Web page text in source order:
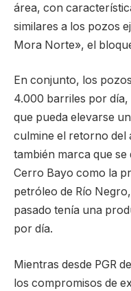
área, con
similares a los pozos
Mora Norte», el
En conjunto, los
4.000 barriles por
que pueda elevarse
culmine el retorno del
también marca que se
Cerro Bayo como la
petróleo de Río
pasado tenía una
por día.
Mientras desde PGR
los compromisos de